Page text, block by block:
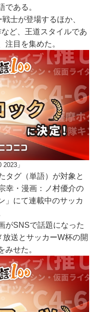
である。
士が登場するほか、
ど、王道スタイルであ
注目を集めた。
2023」
タグ（単語）が対象と
幸・漫画：ノ村優介の
」にて連載中のサッカ
がSNSで話題になった
送とサッカーW杯の開
みせた。